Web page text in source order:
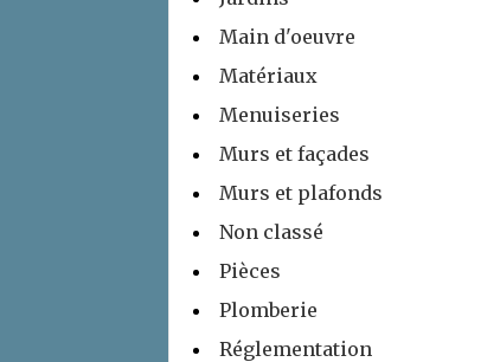
Main d'oeuvre
Matériaux
Menuiseries
Murs et façades
Murs et plafonds
Non classé
Pièces
Plomberie
Réglementation